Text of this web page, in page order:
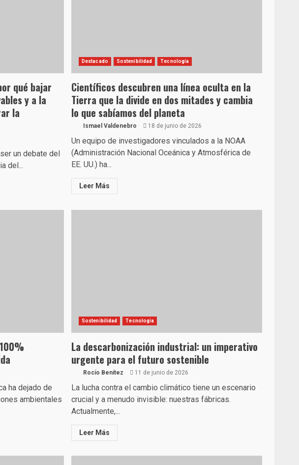
qué bajar
y a la
la
un debate del
del...
Destacado Sostenibilidad Tecnología
Científicos descubren una línea oculta en la
Tierra que la divide en dos mitades y cambia
lo que sabíamos del planeta
Ismael Valdenebro 18 de junio de 2026
Un equipo de investigadores vinculados a la NOAA
(Administración Nacional Oceánica y Atmosférica de
EE. UU.) ha...
Leer Más
ha dejado de
ambientales
Sostenibilidad Tecnología
La descarbonización industrial: un imperativo
urgente para el futuro sostenible
Rocío Benítez 11 de junio de 2026
La lucha contra el cambio climático tiene un escenario
crucial y a menudo invisible: nuestras fábricas.
Actualmente,...
Leer Más